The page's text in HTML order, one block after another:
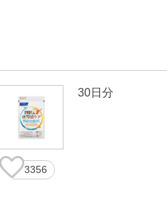
30日分
3356